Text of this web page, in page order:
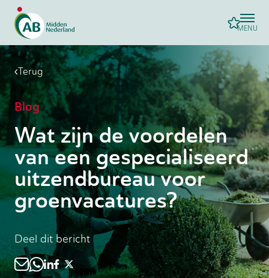
MENU
Terug
Blog
Wat zijn de voordelen
van een gespecialiseerd
uitzendbureau voor
groenvacatures?
Deel dit bericht